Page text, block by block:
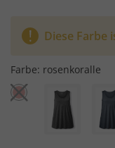
Diese Farbe
Farbe: rosenkoralle